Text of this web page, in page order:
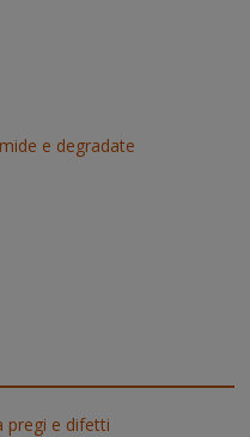
e degradate
pregi e difetti